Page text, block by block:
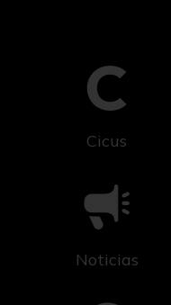
Cicus
Noticias